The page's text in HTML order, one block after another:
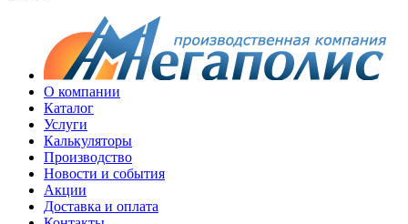
О компании
Каталог
Услуги
Калькуляторы
Производство
Новости и события
Акции
Доставка и оплата